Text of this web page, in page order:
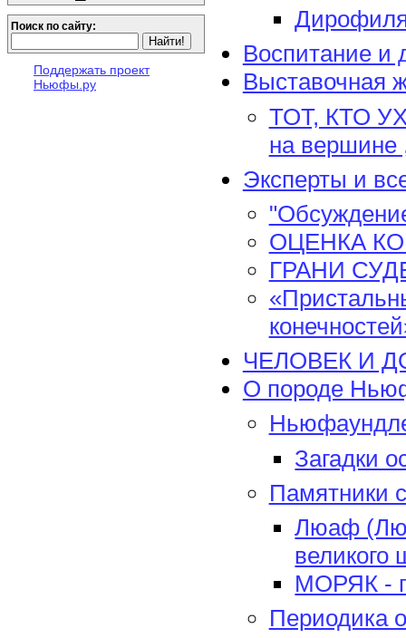
Поиск по сайту:
Поддержать проект
Ньюфы.ру
Воспитание и
Выставочная
ТОТ, КТО
на вершине
Эксперты и
ОЦЕНКА
ГРАНИ
ЧЕЛОВЕК И
О породе
Загадки
Памятники
Люаф
великого
МОРЯК -
Периодика